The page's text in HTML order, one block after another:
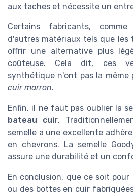
aux taches et nécessite un
Certains fabricants, comme
d'autres matériaux tels que les
offrir une alternative plus
coûteuse. Cela dit, ces
synthétique n'ont pas la même
cuir marron.
Enfin, il ne faut pas oublier la
bateau cuir.
semelle a une excellente
en chevrons. La semelle
assure une durabilité et un
En conclusion, que ce soit pour
ou des bottes en cuir